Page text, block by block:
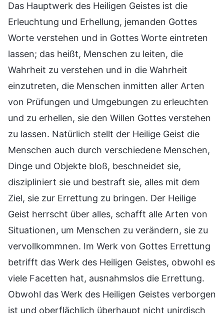
Das Hauptwerk des Heiligen Geistes ist die
Erleuchtung und Erhellung, jemanden Gottes
Worte verstehen und in Gottes Worte eintreten
lassen; das heißt, Menschen zu leiten, die
Wahrheit zu verstehen und in die Wahrheit
einzutreten, die Menschen inmitten aller Arten
von Prüfungen und Umgebungen zu erleuchten
und zu erhellen, sie den Willen Gottes verstehen
zu lassen. Natürlich stellt der Heilige Geist die
Menschen auch durch verschiedene Menschen,
Dinge und Objekte bloß, beschneidet sie,
diszipliniert sie und bestraft sie, alles mit dem
Ziel, sie zur Errettung zu bringen. Der Heilige
Geist herrscht über alles, schafft alle Arten von
Situationen, um Menschen zu verändern, sie zu
vervollkommnen. Im Werk von Gottes Errettung
betrifft das Werk des Heiligen Geistes, obwohl es
viele Facetten hat, ausnahmslos die Errettung.
Obwohl das Werk des Heiligen Geistes verborgen
ist und oberflächlich überhaupt nicht unirdisch